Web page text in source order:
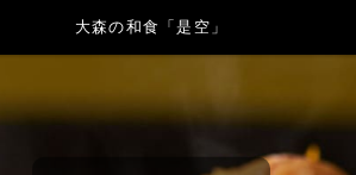
大森の和食「是空」